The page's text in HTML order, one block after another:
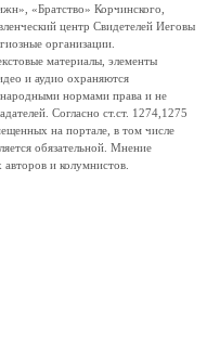
«Братство» Корчинского,
центр Свидетелей Иеговы
организации.
материалы, элементы
и аудио охраняются
нормами права и не
Согласно ст.ст. 1274,1275
на портале, в том числе
обязательной. Мнение
и колумнистов.